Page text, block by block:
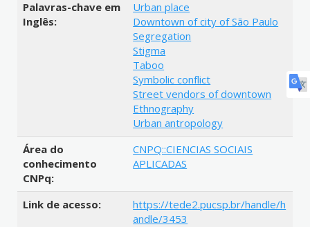
Palavras-chave em
Inglês:
Urban place
Downtown of city of São Paulo
Segregation
Stigma
Taboo
Symbolic conflict
Street vendors of downtown
Ethnography
Urban antropology
Área do
conhecimento
CNPq:
CNPQ::CIENCIAS SOCIAIS
APLICADAS
Link de acesso:
https://tede2.pucsp.br/handle/h
andle/3453